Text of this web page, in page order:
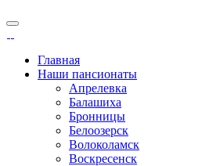
Главная
Наши пансионаты
Апрелевка
Балашиха
Бронницы
Белоозерск
Волоколамск
Воскресенск